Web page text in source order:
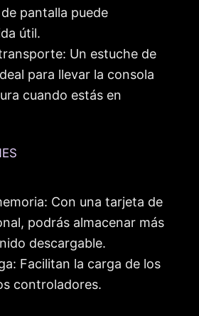
pantalla puede
útil.
Un estuche de
para llevar la consola
cuando estás en
Con una tarjeta de
podrás almacenar más
descargable.
Facilitan la carga de los
controladores.